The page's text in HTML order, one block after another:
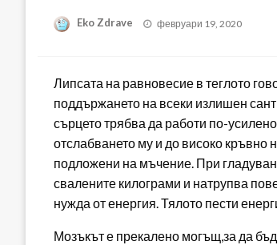
Eko Zdrave
Posted
февруари 19, 2020
Липсата на равновесие в теглото
поддържането на всеки излишен
сърцето трябва да работи по-
отслабването му и до високо кръвно
подложени на мъчение. При
свалените килограми и натрупва
нужда от енергия. Тялото пести
Мозъкът е прекалено могъщ,за да